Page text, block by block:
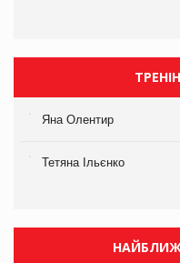
Яна Олентир
Тетяна Ільєнко